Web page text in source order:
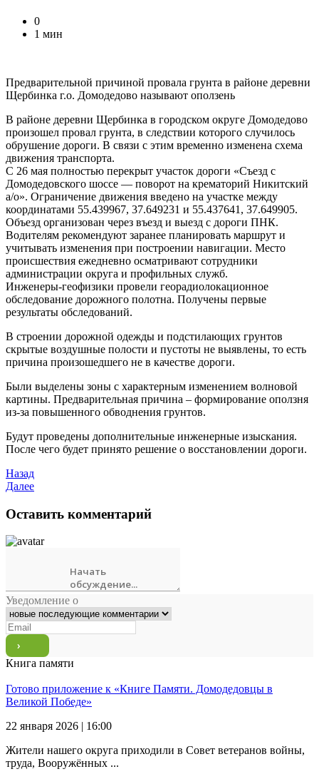
0
1 мин
Предварительной причиной провала грунта в районе деревни
Щербинка г.о. Домодедово называют оползень
В районе деревни Щербинка в городском округе Домодедово
произошел провал грунта, в следствии которого случилось
обрушение дороги. В связи с этим временно изменена схема
движения транспорта.
С 26 мая полностью перекрыт участок дороги «Съезд с
Домодедовского шоссе — поворот на крематорий Никитский
а/о». Ограничение движения введено на участке между
координатами 55.439967, 37.649231 и 55.437641, 37.649905.
Объезд организован через въезд и выезд с дороги ПНК.
Водителям рекомендуют заранее планировать маршрут и
учитывать изменения при построении навигации. Место
происшествия ежедневно осматривают сотрудники
администрации округа и профильных служб.
Инженеры-геофизики провели георадиолокационное
обследование дорожного полотна. Получены первые
результаты обследований.
В строении дорожной одежды и подстилающих грунтов
скрытые воздушные полости и пустоты не выявлены, то есть
причина произошедшего не в качестве дороги.
Были выделены зоны с характерным изменением волновой
картины. Предварительная причина – формирование оползня
из-за повышенного обводнения грунтов.
Будут проведены дополнительные инженерные изыскания.
После чего будет принято решение о восстановлении дороги.
Назад
Далее
Оставить комментарий
Уведомление о
Книга памяти
Готово приложение к «Книге Памяти. Домодедовцы в
Великой Победе»
22 января 2026 | 16:00
Жители нашего округа приходили в Совет ветеранов войны,
труда, Вооружённых ...